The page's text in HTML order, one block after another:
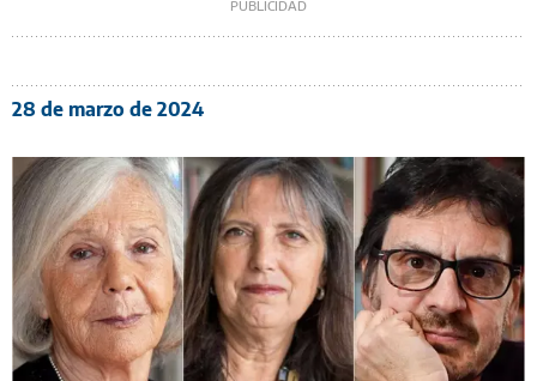
28 de marzo de 2024